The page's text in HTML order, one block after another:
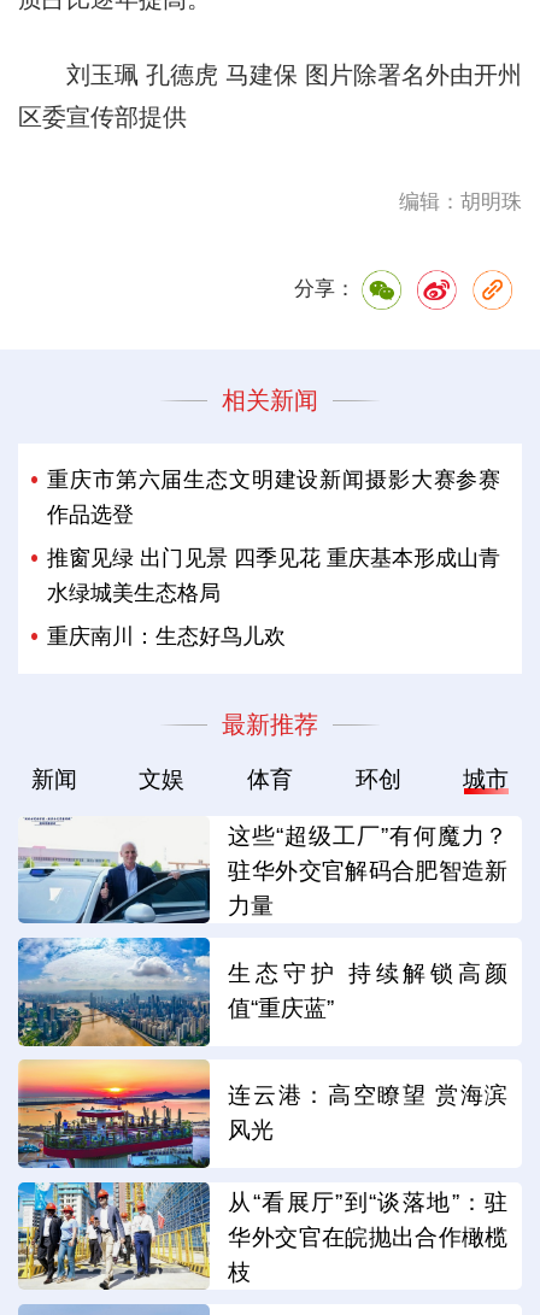
刘玉珮 孔德虎 马建保 图片除署名外由开州
区委宣传部提供
编辑：胡明珠
分享：
相关新闻
重庆市第六届生态文明建设新闻摄影大赛参赛
作品选登
推窗见绿 出门见景 四季见花 重庆基本形成山青
水绿城美生态格局
重庆南川：生态好鸟儿欢
最新推荐
新闻 文娱 体育 环创 城市
这些“超级工厂”有何魔力？
驻华外交官解码合肥智造新
力量
生态守护 持续解锁高颜
值“重庆蓝”
连云港：高空瞭望 赏海滨
风光
从“看展厅”到“谈落地”：驻
华外交官在皖抛出合作橄榄
枝